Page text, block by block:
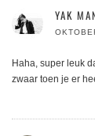
YAK
Haha, super leuk
zwaar toen je er